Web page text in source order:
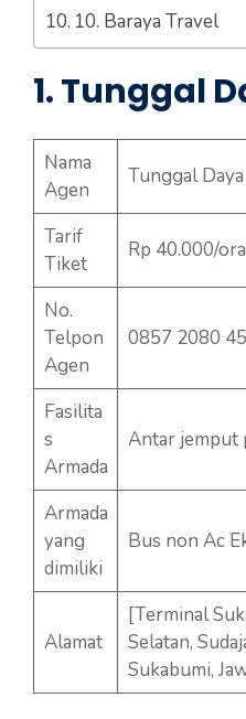
10. Baraya Travel
1. Tunggal
Nama
Agen
Tunggal Daya
Tarif
Tiket
Rp 40.000/
No.
Telpon
Agen
0857 2080
Fasilita
s
Armada
Antar jemput
Armada
yang
dimiliki
Bus non Ac
Alamat
[Terminal
Selatan,
Sukabumi,